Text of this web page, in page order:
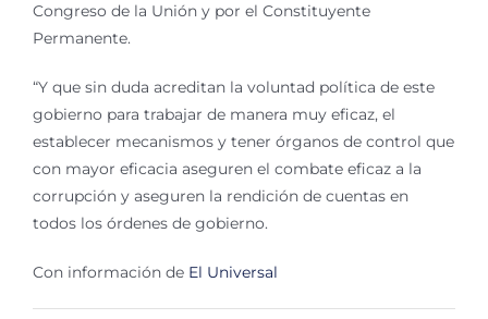
Congreso de la Unión y por el Constituyente
Permanente.
“Y que sin duda acreditan la voluntad política de este
gobierno para trabajar de manera muy eficaz, el
establecer mecanismos y tener órganos de control que
con mayor eficacia aseguren el combate eficaz a la
corrupción y aseguren la rendición de cuentas en
todos los órdenes de gobierno.
Con información de El Universal